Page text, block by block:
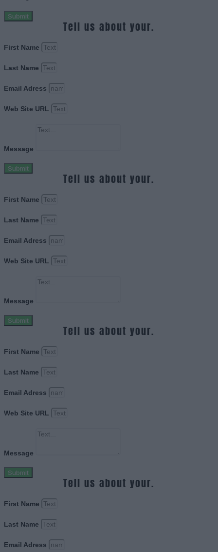
Submit
Tell us about your.
First Name
Last Name
Email Adress
Web Site URL
Message
Submit
Tell us about your.
First Name
Last Name
Email Adress
Web Site URL
Message
Submit
Tell us about your.
First Name
Last Name
Email Adress
Web Site URL
Message
Submit
Tell us about your.
First Name
Last Name
Email Adress